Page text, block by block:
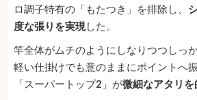
ロ調子特有の「もたつき」を排除し、
度な張りを実現した。
竿全体がムチのようにしなりつつしっ
軽い仕掛けでも意のままにポイントへ
「スーパートップ2」が微細なアタリ